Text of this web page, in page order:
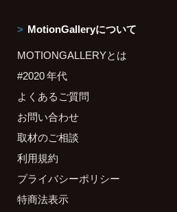
MotionGalleryについて
MOTIONGALLERYとは
#2020 年代
よくあるご質問
お問い合わせ
取材のご相談
利用規約
プライバシーポリシー
特商法表示